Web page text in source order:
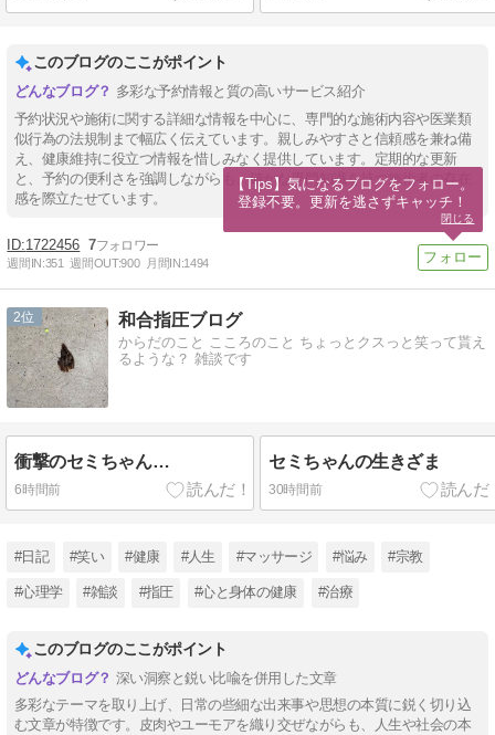
このブログのここがポイント
多彩な予約情報と質の高いサービス紹介
予約状況や施術に関する詳細な情報を中心に、専門的な施術内容や医業類
似行為の法規制まで幅広く伝えています。親しみやすさと信頼感を兼ね備
え、健康維持に役立つ情報を惜しみなく提供しています。定期的な更新
と、予約の便利さを強調しながらも、確かな専門知識を持つ施術者の存在
感を際立たせています。
1722456 7
週間IN:351 週間OUT:900 月間IN:1494
2 和合指圧ブログ
からだのこと こころのこと ちょっとクスっと笑って貰え
るような？ 雑談です
衝撃のセミちゃん…
6時間前
セミちゃんの生きざま
30時間前
#日記 #笑い #健康 #人生 #マッサージ #悩み #宗教
#心理学 #雑談 #指圧 #心と身体の健康 #治療
このブログのここがポイント
深い洞察と鋭い比喩を併用した文章
多彩なテーマを取り上げ、日常の些細な出来事や思想の本質に鋭く切り込
む文章が特徴です。皮肉やユーモアを織り交ぜながらも、人生や社会の本
【Tips】気になるブログをフォロー。
登録不要。更新を逃さずキャッチ！
閉じる